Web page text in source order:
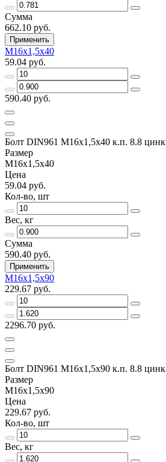
Сумма
662.10 руб.
Применить
М16х1,5х40
59.04 руб.
590.40 руб.
Болт DIN961 М16х1,5х40 к.п. 8.8 цинк
Размер
М16х1,5х40
Цена
59.04 руб.
Кол-во, шт
Вес, кг
Сумма
590.40 руб.
Применить
М16х1,5х90
229.67 руб.
2296.70 руб.
Болт DIN961 М16х1,5х90 к.п. 8.8 цинк
Размер
М16х1,5х90
Цена
229.67 руб.
Кол-во, шт
Вес, кг